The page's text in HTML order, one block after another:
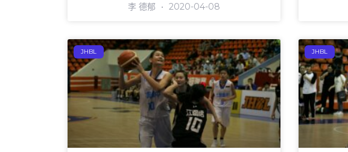
李 德郁 2020-04-08
JHBL JHBL